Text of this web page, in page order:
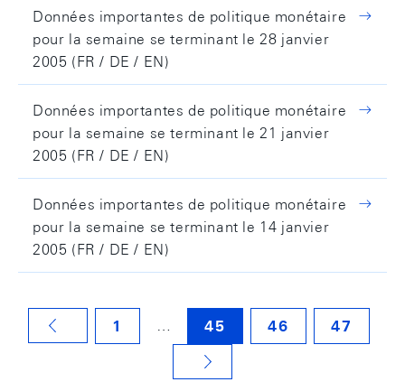
Données importantes de politique monétaire
pour la semaine se terminant le 28 janvier
2005 (FR / DE / EN)
Données importantes de politique monétaire
pour la semaine se terminant le 21 janvier
2005 (FR / DE / EN)
Données importantes de politique monétaire
pour la semaine se terminant le 14 janvier
2005 (FR / DE / EN)
1 45 46 47